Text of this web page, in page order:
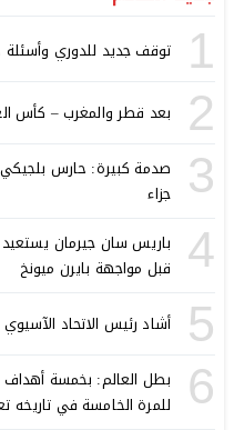
1 توقف جديد للدوري وأسئلة
2 بعد قطر والمغرب – كأس العالم
3
صدمة كبيرة: حارس بلجيكي
جزاء
4
باريس سان جيرمان
قبل مواجهة بايرن ميونخ
5 أشاد رئيس الاتحاد
6
بطل العالم: بخمسة أهداف
للمرة الخامسة في تاريخه